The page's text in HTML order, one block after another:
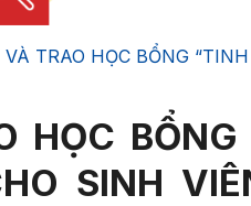
VÀ TRAO HỌC BỔNG
HỌC
SINH